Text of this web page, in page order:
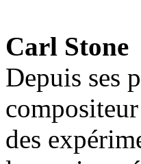
Carl Stone
Depuis ses
des